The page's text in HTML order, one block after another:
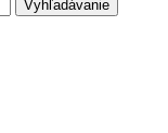
Vyhľadávanie